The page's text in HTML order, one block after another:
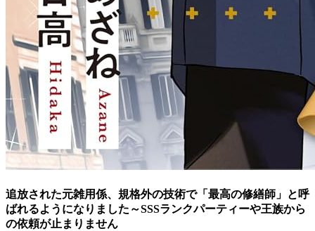
追放された元雑用係、規格外の技術で「最高の修繕師」と呼
ばれるようになりました～SSSランクパーティーや王族から
の依頼が止まりません